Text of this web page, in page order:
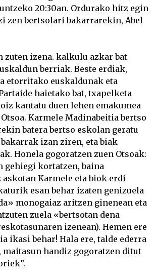
20:30an. Ordurako hitz egin
zen bertsolari bakarrarekin, Abel
zuten izena. kalkulu azkar bat
berriak. Beste erdiak,
etorritako euskaldunak eta
haietako bat, txapelketa
kantatu duen lehen emakumea
. Karmele Madinabeitia bertso
batera bertso eskolan geratu
izan ziren, eta biak
Honela gogoratzen zuen Otsoak:
gehiegi kortatzen, baina
askotan Karmele eta biok erdi
esan behar izaten genizuela
monogaiaz aritzen ginenean eta
zuela «bertsotan dena
izenean). Hemen ere
ikasi behar! Hala ere, talde ederra
maitasun handiz gogoratzen ditut